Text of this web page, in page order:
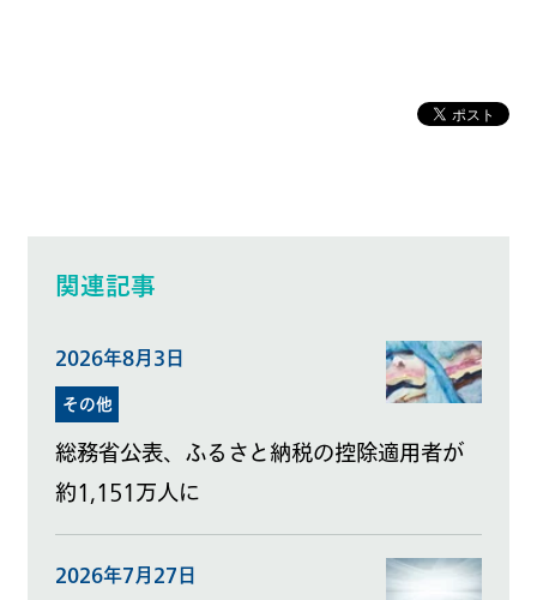
関連記事
2026年8月3日
その他
総務省公表、ふるさと納税の控除適用者が
約1,151万人に
2026年7月27日